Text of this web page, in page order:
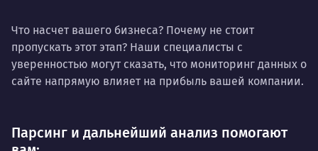
Что насчет вашего бизнеса? Почему не стоит
пропускать этот этап? Наши специалисты с
уверенностью могут сказать, что мониторинг данных о
сайте напрямую влияет на прибыль вашей компании.
Парсинг и дальнейший анализ помогают